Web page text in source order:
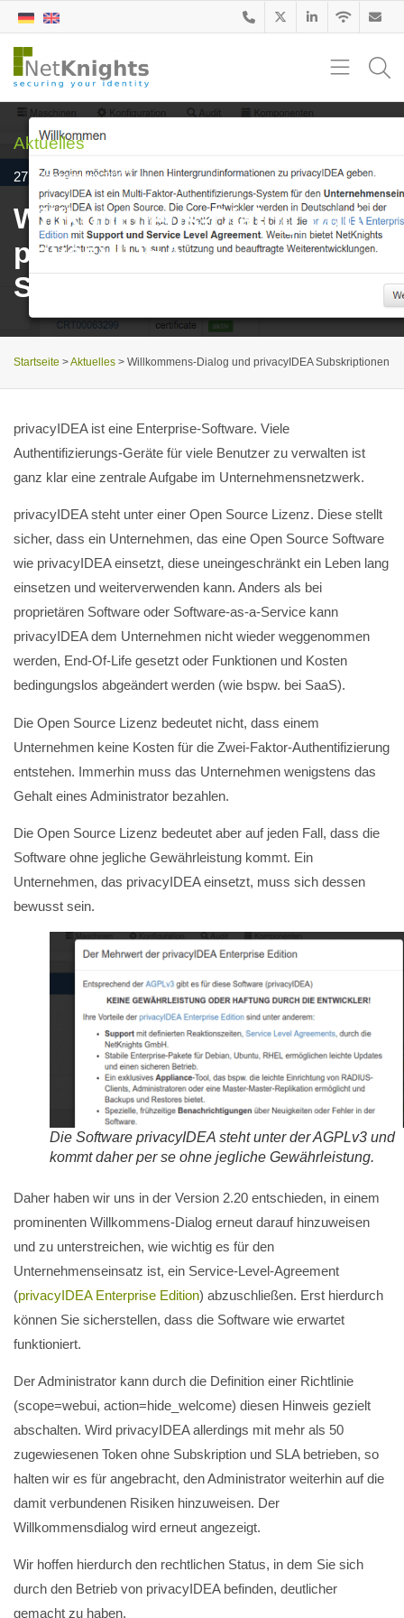
Aktuelles
27. September 2017
Willkommens-Dialog und
privacyIDEA
Subskriptionen
Startseite >Aktuelles > Willkommens-Dialog und privacyIDEA Subskriptionen
privacyIDEA ist eine Enterprise-Software. Viele
Authentifizierungs-Geräte für viele Benutzer zu verwalten ist
ganz klar eine zentrale Aufgabe im Unternehmensnetzwerk.
privacyIDEA steht unter einer Open Source Lizenz. Diese stellt
sicher, dass ein Unternehmen, das eine Open Source Software
wie privacyIDEA einsetzt, diese uneingeschränkt ein Leben lang
einsetzen und weiterverwenden kann. Anders als bei
proprietären Software oder Software-as-a-Service kann
privacyIDEA dem Unternehmen nicht wieder weggenommen
werden, End-Of-Life gesetzt oder Funktionen und Kosten
bedingungslos abgeändert werden (wie bspw. bei SaaS).
Die Open Source Lizenz bedeutet nicht, dass einem
Unternehmen keine Kosten für die Zwei-Faktor-Authentifizierung
entstehen. Immerhin muss das Unternehmen wenigstens das
Gehalt eines Administrator bezahlen.
Die Open Source Lizenz bedeutet aber auf jeden Fall, dass die
Software ohne jegliche Gewährleistung kommt. Ein
Unternehmen, das privacyIDEA einsetzt, muss sich dessen
bewusst sein.
Die Software privacyIDEA steht unter der AGPLv3 und
kommt daher per se ohne jegliche Gewährleistung.
Daher haben wir uns in der Version 2.20 entschieden, in einem
prominenten Willkommens-Dialog erneut darauf hinzuweisen
und zu unterstreichen, wie wichtig es für den
Unternehmenseinsatz ist, ein Service-Level-Agreement
(privacyIDEA Enterprise Edition) abzuschließen. Erst hierdurch
können Sie sicherstellen, dass die Software wie erwartet
funktioniert.
Der Administrator kann durch die Definition einer Richtlinie
(scope=webui, action=hide_welcome) diesen Hinweis gezielt
abschalten. Wird privacyIDEA allerdings mit mehr als 50
zugewiesenen Token ohne Subskription und SLA betrieben, so
halten wir es für angebracht, den Administrator weiterhin auf die
damit verbundenen Risiken hinzuweisen. Der
Willkommensdialog wird erneut angezeigt.
Wir hoffen hierdurch den rechtlichen Status, in dem Sie sich
durch den Betrieb von privacyIDEA befinden, deutlicher
gemacht zu haben.